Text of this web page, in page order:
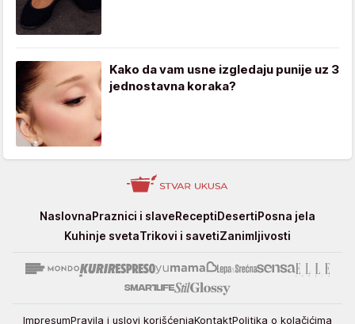
Kako da vam usne izgledaju punije uz 3
jednostavna koraka?
StvarNaslovnaPraznici i slaveReceptiDesertiPosna jela
Kuhinje svetaTrikovi i savetiZanimljivosti
ImpresumPravila i uslovi korišćenjaKontaktPolitika o kolačićima